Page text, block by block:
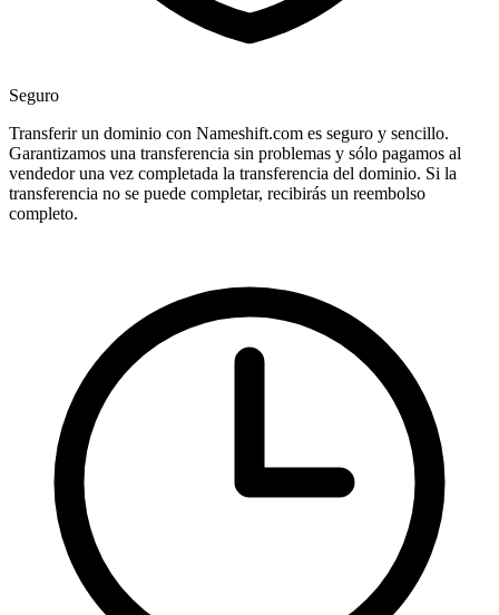
Seguro
Transferir un dominio con Nameshift.com es seguro y sencillo.
Garantizamos una transferencia sin problemas y sólo pagamos al
vendedor una vez completada la transferencia del dominio. Si la
transferencia no se puede completar, recibirás un reembolso
completo.